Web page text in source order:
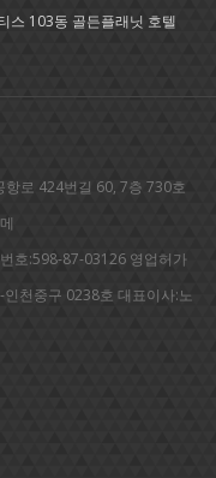
스 103동 골든플래닛 호텔
항로 424번길 60, 7층 730호
호:598-87-03126 영업허가
천중구 0238호 대표이사:노